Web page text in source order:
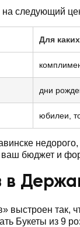
на следующий
Для
дни
юбилеи,
бюджет и
в
выстроен так,
Букеты из 9